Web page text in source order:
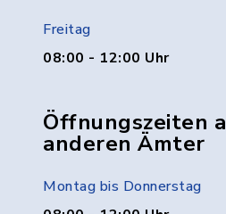
Freitag
08:00 - 12:00 Uhr
Öffnungszeiten
anderen Ämter
Montag bis Donnerstag